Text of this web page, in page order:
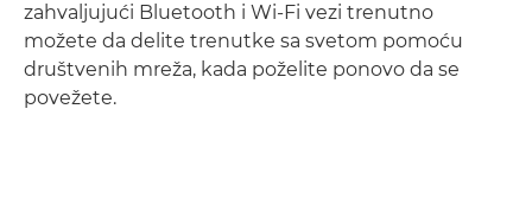
zahvaljujući Bluetooth i Wi-Fi vezi trenutno
možete da delite trenutke sa svetom pomoću
društvenih mreža, kada poželite ponovo da se
povežete.